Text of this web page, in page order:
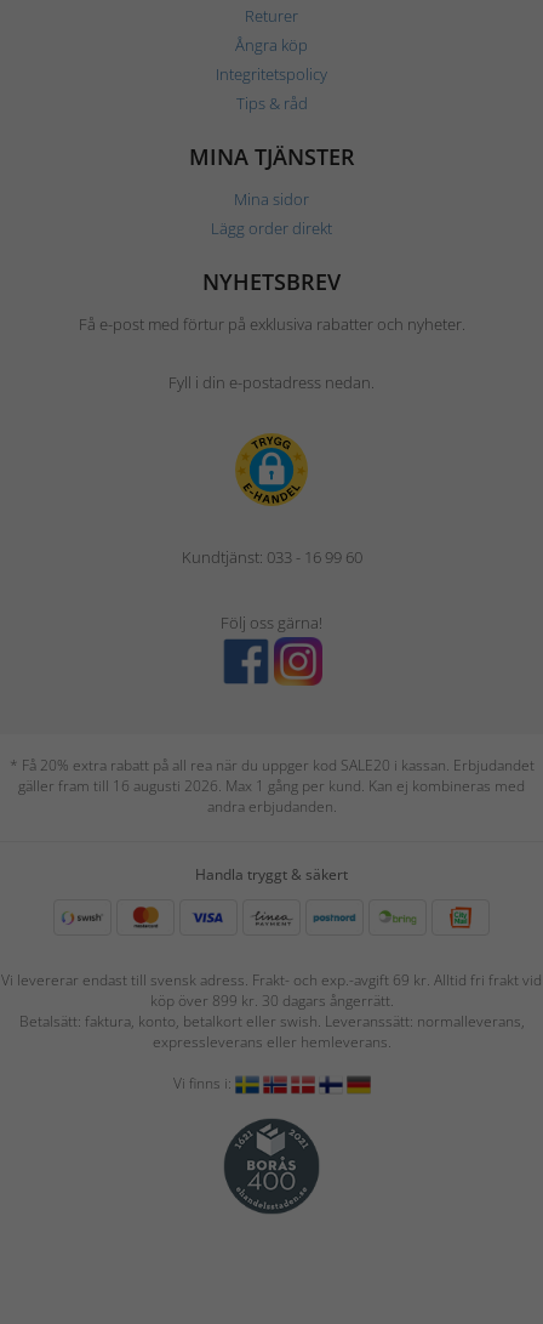
Returer
Ångra köp
Integritetspolicy
Tips & råd
MINA TJÄNSTER
Mina sidor
Lägg order direkt
NYHETSBREV
Få e-post med förtur på exklusiva rabatter och nyheter.
Fyll i din e-postadress nedan.
Kundtjänst: 033 - 16 99 60
Följ oss gärna!
* Få 20% extra rabatt på all rea när du uppger kod SALE20 i kassan. Erbjudandet
gäller fram till 16 augusti 2026. Max 1 gång per kund. Kan ej kombineras med
andra erbjudanden.
Handla tryggt & säkert
Vi levererar endast till svensk adress. Frakt- och exp.-avgift 69 kr. Alltid fri frakt vid
köp över 899 kr. 30 dagars ångerrätt.
Betalsätt: faktura, konto, betalkort eller swish. Leveranssätt: normalleverans,
expressleverans eller hemleverans.
Vi finns i: